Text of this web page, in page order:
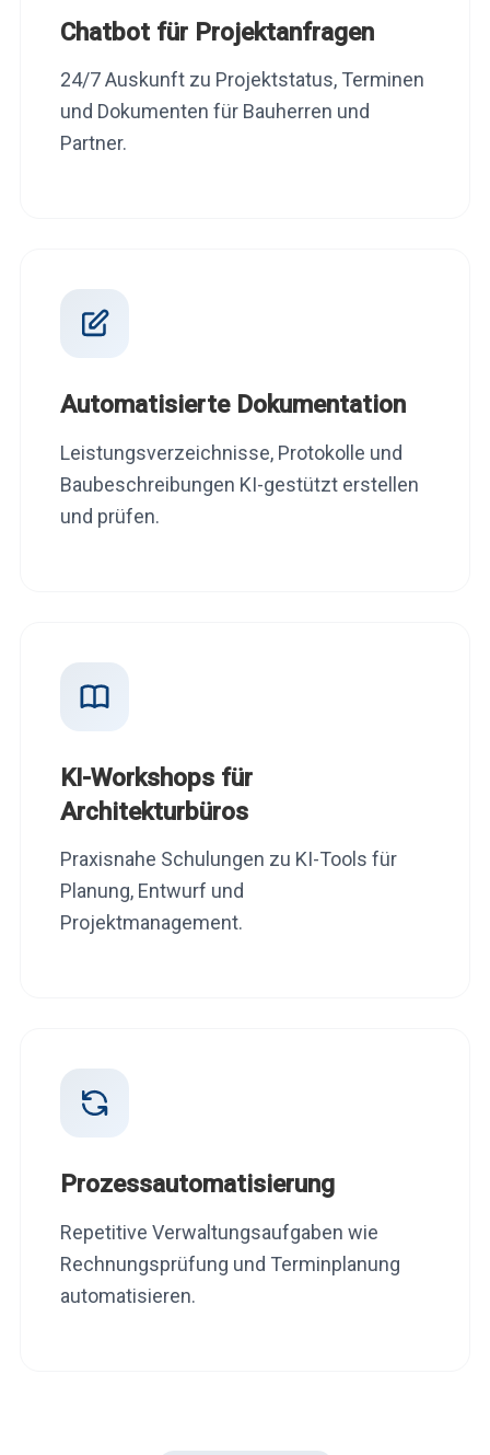
Chatbot für Projektanfragen
24/7 Auskunft zu Projektstatus, Terminen
und Dokumenten für Bauherren und
Partner.
Automatisierte Dokumentation
Leistungsverzeichnisse, Protokolle und
Baubeschreibungen KI-gestützt erstellen
und prüfen.
KI-Workshops für
Architekturbüros
Praxisnahe Schulungen zu KI-Tools für
Planung, Entwurf und
Projektmanagement.
Prozessautomatisierung
Repetitive Verwaltungsaufgaben wie
Rechnungsprüfung und Terminplanung
automatisieren.